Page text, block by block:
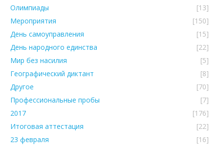
Олимпиады
[13]
Мероприятия
[150]
День самоуправления
[15]
День народного единства
[22]
Мир без насилия
[5]
Географический диктант
[8]
Другое
[70]
Профессиональные пробы
[7]
2017
[176]
Итоговая аттестация
[22]
23 февраля
[16]